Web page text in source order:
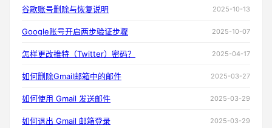
谷歌账号删除与恢复说明 2025-10-13
Google账号开启两步验证步骤 2025-10-07
怎样更改推特（Twitter）密码？ 2025-04-17
如何删除Gmail邮箱中的邮件 2025-03-27
如何使用 Gmail 发送邮件 2025-03-29
如何退出 Gmail 邮箱登录 2025-03-29